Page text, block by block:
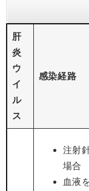
肝
炎
ウ
イ
ル
ス
感染経路
注射
場合
血液